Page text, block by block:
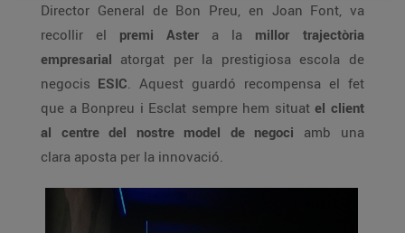
Director General de Bon Preu, en Joan Font, va
recollir el premi Aster a la millor trajectòria
empresarial atorgat per la prestigiosa escola de
negocis ESIC. Aquest guardó recompensa el fet
que a Bonpreu i Esclat sempre hem situat el client
al centre del nostre model de negoci amb una
clara aposta per la innovació.